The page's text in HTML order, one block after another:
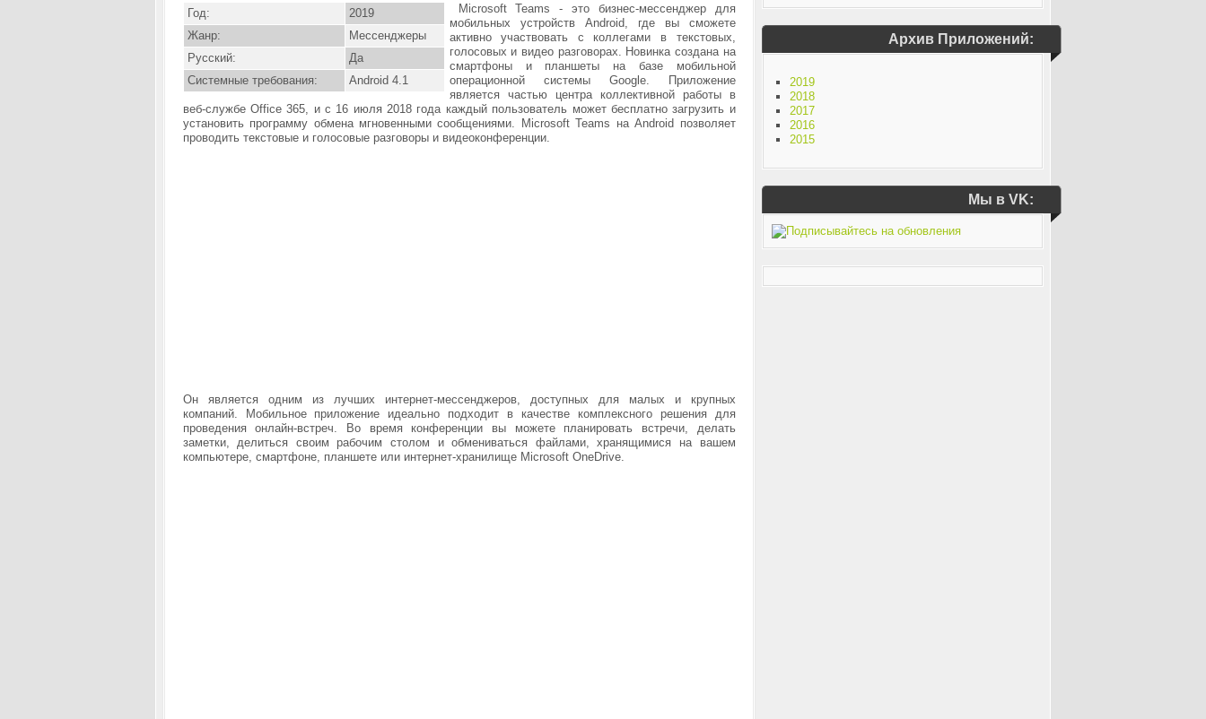
Год:
2019
Жанр:
Мессенджеры
Русский:
Да
Системные требования:
Android 4.1
Microsoft Teams - это бизнес-мессенджер для
мобильных устройств Android, где вы сможете
активно участвовать с коллегами в текстовых,
голосовых и видео разговорах. Новинка создана на
смартфоны и планшеты на базе мобильной
операционной системы Google. Приложение
является частью центра коллективной работы в
веб-службе Office 365, и с 16 июля 2018 года каждый пользователь может бесплатно загрузить и
установить программу обмена мгновенными сообщениями. Microsoft Teams на Android позволяет
проводить текстовые и голосовые разговоры и видеоконференции.
Он является одним из лучших интернет-мессенджеров, доступных для малых и крупных
компаний. Мобильное приложение идеально подходит в качестве комплексного решения для
проведения онлайн-встреч. Во время конференции вы можете планировать встречи, делать
заметки, делиться своим рабочим столом и обмениваться файлами, хранящимися на вашем
компьютере, смартфоне, планшете или интернет-хранилище Microsoft OneDrive.
Архив Приложений:
2019
2018
2017
2016
2015
Мы в VK: